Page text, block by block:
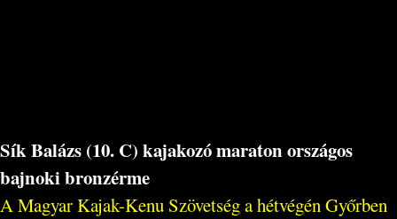
Sík Balázs (10. C) kajakozó maraton országos
bajnoki bronzérme
A Magyar Kajak-Kenu Szövetség a hétvégén Győrben